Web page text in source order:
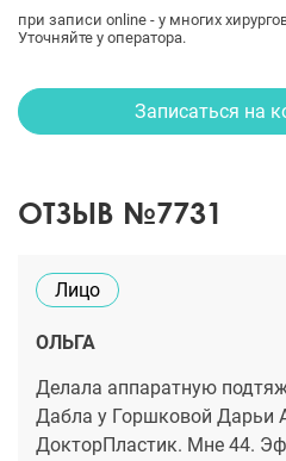
при записи online - у многих
Уточняйте у оператора.
Записаться на
ОТЗЫВ №7731
Лицо
ОЛЬГА
Делала аппаратную
Дабла у Горшковой Дарьи
ДокторПластик. Мне 44.